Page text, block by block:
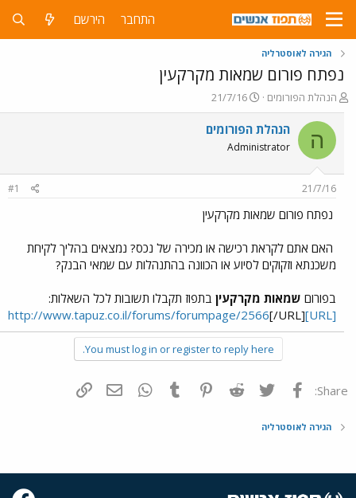
התחבר הירשם
הגירה לאוסטרליה
נפתח פורום שמאות מקרקעין
פ
ו
ת
ח
ה
ו
ש
א
הנהלת הפורומים
פ
ו
ר
ם
ר
21/7/16
ה הנהלת הפורומים
Administrator
21/7/16
#1
נפתח פורום שמאות מקרקעין
האם אתם לקראת רכישה או מכירה של נכס? נמצאים בהליך לקיחת
משכנתא וזקוקים לסיוע או הכוונה בהתנהלות עם שמאי הבנק?
בפורום שמאות מקרקעין בתפוז תקבלו תשובות לכל השאלות:
[URL]http://www.tapuz.co.il/forums/forumpage/2566
[/URL]
You must log in or register to reply here.
Share: פייסבוק Twitter
Reddit
Pinterest
Tumblr
WhatsAppדואר אלקטרוני
הגירה לאוסטרליה